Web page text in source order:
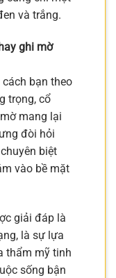
và trắng.
ghi mờ
bạn theo
trọng, cổ
mang lại
đòi hỏi
biệt
vào bề mặt
giải đáp là
là sự lựa
thẩm mỹ tinh
sống bận